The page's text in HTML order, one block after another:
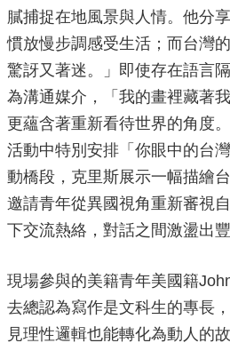
隱
私
權
及
全
政
策
政
府
網
站
開
放
告
膩捕捉在地風景與人情。他分
慣放慢步調感受生活；而台灣
驚訝又著迷。」即使存在語言
為溝通媒介，「我的畫裡藏著
更蘊含著重新看待世界的角度。
活動中特別安排「你眼中的台
動橋段，克里斯展示一幅描繪
邀請青年從異國視角重新審視
下交流熱絡，對話之間激盪出
現場參與的美籍青年美國籍
去總認為寫作是文科生的專長
見理性邏輯也能轉化為動人的